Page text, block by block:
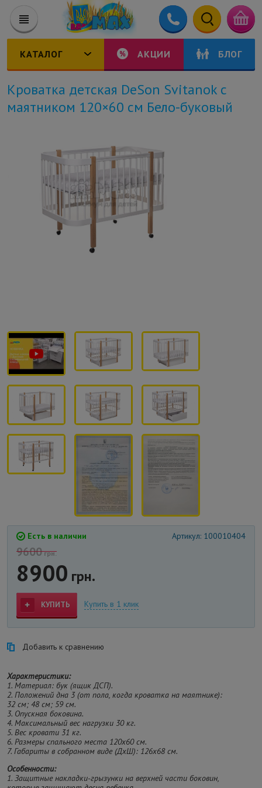
КАТАЛОГ АКЦИИ БЛОГ
Кроватка детская DeSon Svitanok с
маятником 120×60 см Бело-буковый
Есть в наличии Артикул: 100010404
9600грн.
8900 грн.
КУПИТЬ Купить в 1 клик
Добавить к сравнению
Характеристики:
1. Материал: бук (ящик ДСП).
2. Положений дна 3 (от пола, когда кроватка на маятнике):
32 см; 48 см; 59 см.
3. Опускная боковина.
4. Максимальный вес нагрузки 30 кг.
5. Вес кровати 31 кг.
6. Размеры спального места 120х60 см.
7. Габариты в собранном виде (ДхШ): 126х68 см.
Особенности:
1. Защитные накладки-грызунки на верхней части боковин,